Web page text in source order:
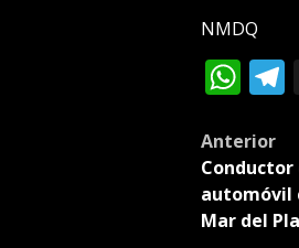
NMDQ
Post
Anterior
Conductor
automóvil
Mar del